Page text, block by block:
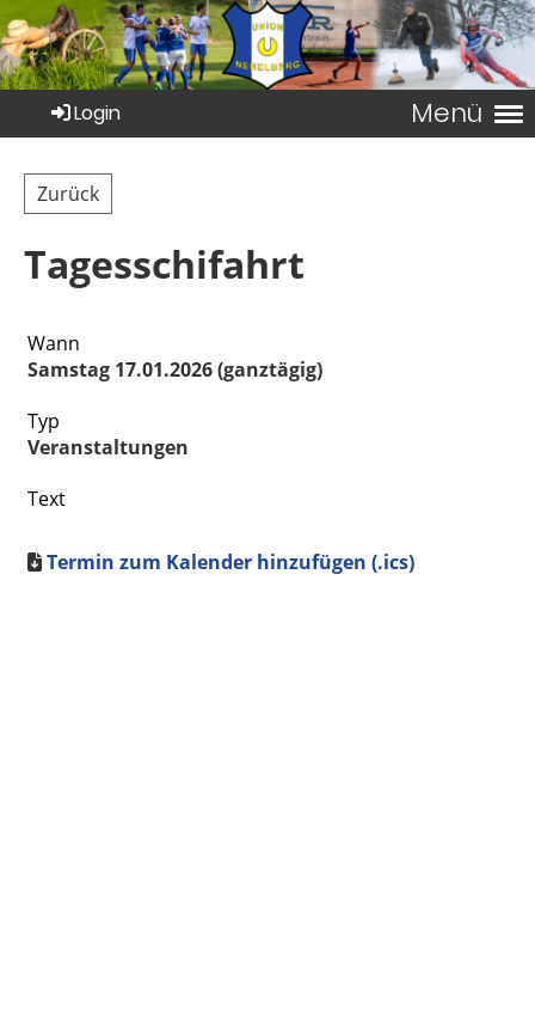
Menü
Login
Zurück
Tagesschifahrt
Wann
Samstag 17.01.2026 (ganztägig)
Typ
Veranstaltungen
Text
Termin zum Kalender hinzufügen (.ics)